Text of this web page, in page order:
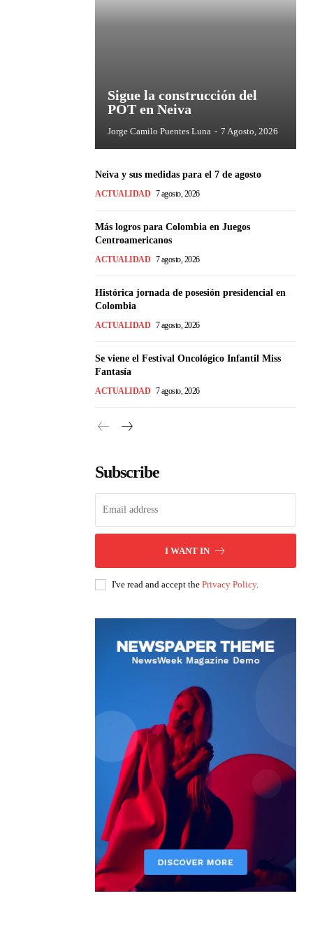
Sigue la construcción del
POT en Neiva
Jorge Camilo Puentes Luna - 7 Agosto, 2026
Neiva y sus medidas para el 7 de agosto
ACTUALIDAD 7 agosto, 2026
Más logros para Colombia en Juegos
Centroamericanos
ACTUALIDAD 7 agosto, 2026
Histórica jornada de posesión presidencial en
Colombia
ACTUALIDAD 7 agosto, 2026
Se viene el Festival Oncológico Infantil Miss
Fantasía
ACTUALIDAD 7 agosto, 2026
Subscribe
I WANT IN
I've read and accept the Privacy Policy.